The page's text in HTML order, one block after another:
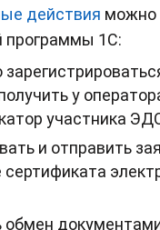
действия можно
программы 1С:
у
участника
и отправить
сертификата
обмен